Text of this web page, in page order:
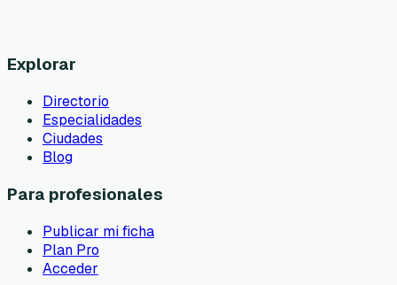
Explorar
Directorio
Especialidades
Ciudades
Blog
Para profesionales
Publicar mi ficha
Plan Pro
Acceder